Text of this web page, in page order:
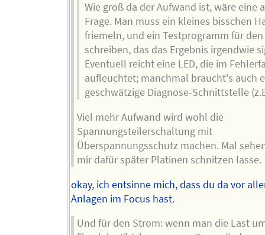
Wie groß da der Aufwand ist, wäre eine
Frage. Man muss ein kleines bisschen
friemeln, und ein Testprogramm für
schreiben, das das Ergebnis irgendwie
Eventuell reicht eine LED, die im
aufleuchtet; manchmal braucht's auch
geschwätzige Diagnose-Schnittstelle
Viel mehr Aufwand wird wohl die
Spannungsteilerschaltung mit
Überspannungsschutz machen. Mal
mir dafür später Platinen schnitzen lasse.
okay, ich entsinne mich, dass du da vor
Anlagen im Focus hast.
Und für den Strom: wenn man die Last